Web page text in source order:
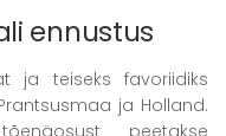
ennustus
ja teiseks favoriidiks
ja Holland.